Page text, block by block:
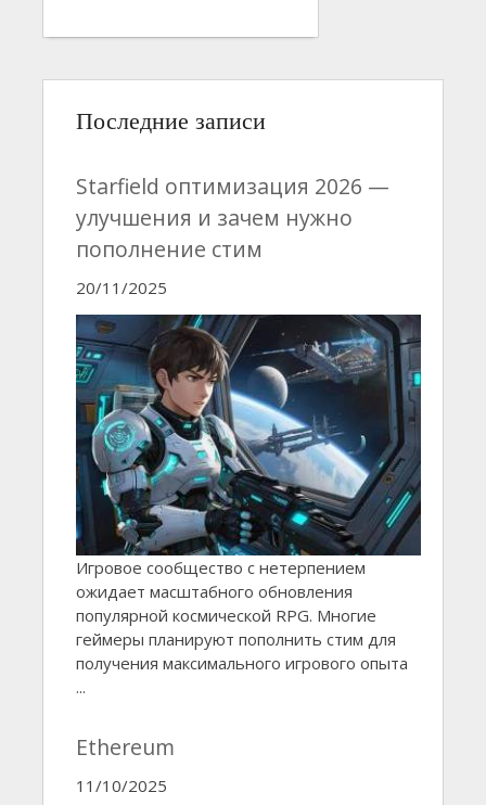
Последние записи
Starfield оптимизация 2026 —
улучшения и зачем нужно
пополнение стим
20/11/2025
Игровое сообщество с нетерпением
ожидает масштабного обновления
популярной космической RPG. Многие
геймеры планируют пополнить стим для
получения максимального игрового опыта
...
Ethereum
11/10/2025